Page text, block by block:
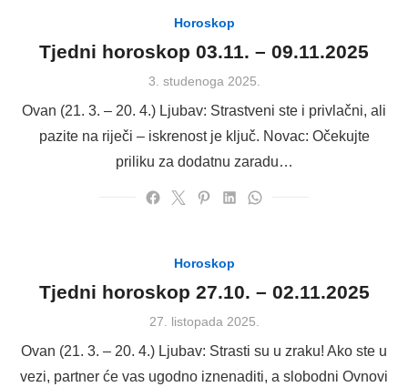
Horoskop
Tjedni horoskop 03.11. – 09.11.2025
Posted
3. studenoga 2025.
Ovan (21. 3. – 20. 4.) Ljubav: Strastveni ste i privlačni, ali
pazite na riječi – iskrenost je ključ. Novac: Očekujte
priliku za dodatnu zaradu…
Horoskop
Tjedni horoskop 27.10. – 02.11.2025
Posted
27. listopada 2025.
Ovan (21. 3. – 20. 4.) Ljubav: Strasti su u zraku! Ako ste u
vezi, partner će vas ugodno iznenaditi, a slobodni Ovnovi